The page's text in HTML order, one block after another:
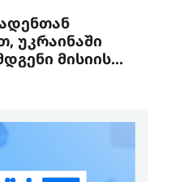
უკრაინაში
მისიის